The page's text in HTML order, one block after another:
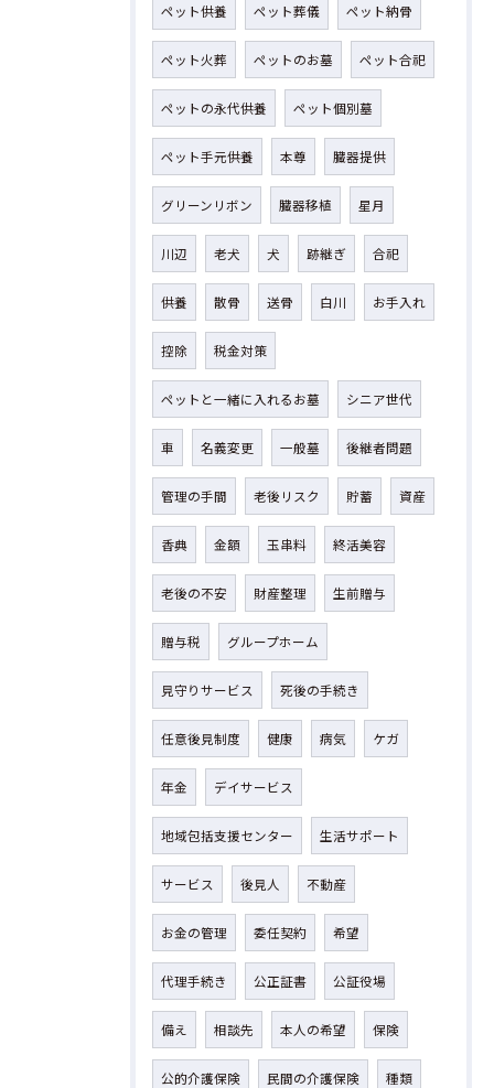
ペット供養 ペット葬儀 ペット納骨
ペット火葬 ペットのお墓 ペット合祀
ペットの永代供養 ペット個別墓
ペット手元供養 本尊 臓器提供
グリーンリボン 臓器移植 星月
川辺 老犬 犬 跡継ぎ 合祀
供養 散骨 送骨 白川 お手入れ
控除 税金対策
ペットと一緒に入れるお墓 シニア世代
車 名義変更 一般墓 後継者問題
管理の手間 老後リスク 貯蓄 資産
香典 金額 玉串料 終活美容
老後の不安 財産整理 生前贈与
贈与税 グループホーム
見守りサービス 死後の手続き
任意後見制度 健康 病気 ケガ
年金 デイサービス
地域包括支援センター 生活サポート
サービス 後見人 不動産
お金の管理 委任契約 希望
代理手続き 公正証書 公証役場
備え 相談先 本人の希望 保険
公的介護保険 民間の介護保険 種類